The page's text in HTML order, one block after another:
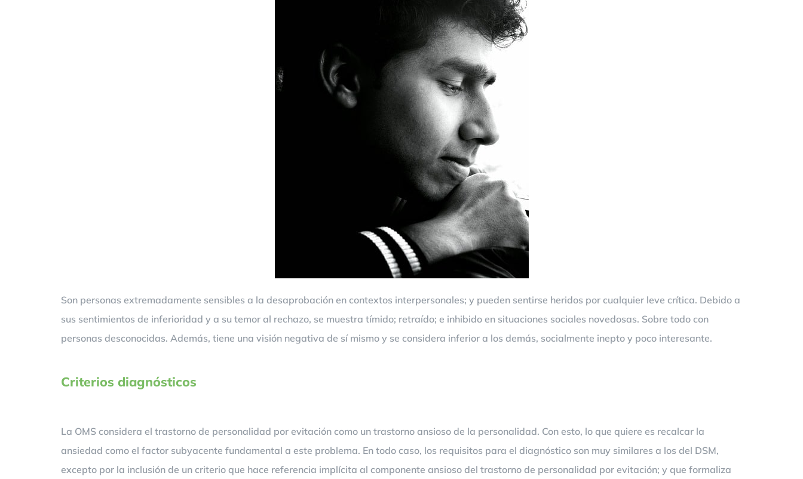
Son personas extremadamente sensibles a la desaprobación en contextos interpersonales; y pueden sentirse heridos por cualquier leve crítica. Debido a
sus sentimientos de inferioridad y a su temor al rechazo, se muestra tímido; retraído; e inhibido en situaciones sociales novedosas. Sobre todo con
personas desconocidas. Además, tiene una visión negativa de sí mismo y se considera inferior a los demás, socialmente inepto y poco interesante.
Criterios diagnósticos
La OMS considera el trastorno de personalidad por evitación como un trastorno ansioso de la personalidad. Con esto, lo que quiere es recalcar la
ansiedad como el factor subyacente fundamental a este problema. En todo caso, los requisitos para el diagnóstico son muy similares a los del DSM,
excepto por la inclusión de un criterio que hace referencia implícita al componente ansioso del trastorno de personalidad por evitación; y que formaliza